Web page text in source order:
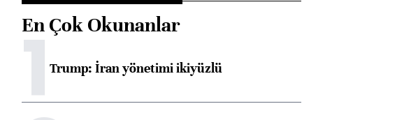
En Çok Okunanlar
1Trump: İran yönetimi ikiyüzlü